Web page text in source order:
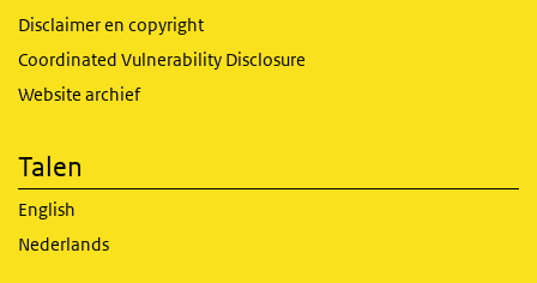
Disclaimer en copyright
Coordinated Vulnerability Disclosure
Website archief
Talen
English
Nederlands